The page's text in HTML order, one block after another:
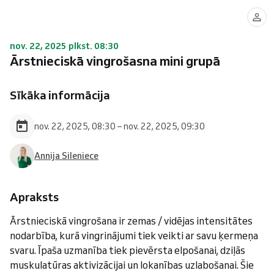
nov. 22, 2025 plkst. 08:30
Ārstnieciskā vingrošasna mini grupā
Sīkāka informācija
nov. 22, 2025, 08:30 – nov. 22, 2025, 09:30
Annija Sileniece
Apraksts
Ārstnieciskā vingrošana ir zemas / vidējas intensitātes
nodarbība, kurā vingrinājumi tiek veikti ar savu ķermeņa
svaru. Īpaša uzmanība tiek pievērsta elpošanai, dziļās
muskulatūras aktivizācijai un lokanības uzlabošanai. Šie